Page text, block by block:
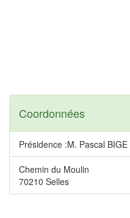
Coordonnées
Présidence :M. Pascal BIGE
Chemin du Moulin
70210 Selles